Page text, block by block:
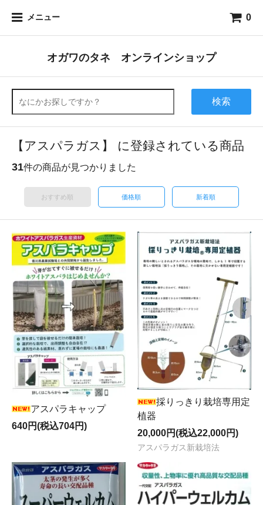
メニュー 0
オガワのタネ オンラインショップ
検索
【アスパラガス】 に登録されている商品
31件の商品が見つかりました
おすすめ順 価格順 新着順
アスパラキャップ
640円(税込704円)
採りっきり栽培専用定
植器
20,000円(税込22,000円)
アスパラガス新栽培法